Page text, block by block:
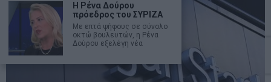
Η Ρένα Δούρου
πρόεδρος του ΣΥΡΙΖΑ
Με επτά ψήφους σε σύνολο
οκτώ βουλευτών, η Ρένα
Δούρου εξελέγη νέα